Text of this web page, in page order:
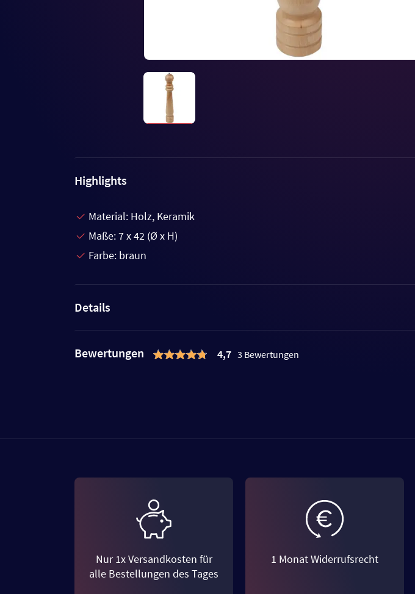
Highlights
Material: Holz, Keramik
Maße: 7 x 42 (Ø x H)
Farbe: braun
Details
Bewertungen 4,7 3 Bewertungen
Nur 1x Versandkosten für
alle Bestellungen des Tages
1 Monat Widerrufsrecht